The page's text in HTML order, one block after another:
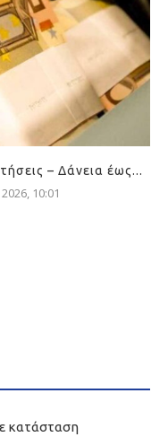
– Δάνεια έως...
10:01
κατάσταση